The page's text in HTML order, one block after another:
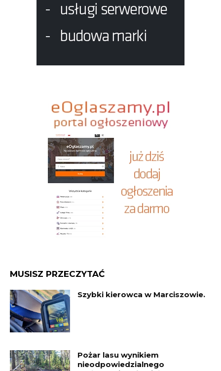
MUSISZ PRZECZYTAĆ
Szybki kierowca w Marciszowie.
Pożar lasu wynikiem
nieodpowiedzialnego